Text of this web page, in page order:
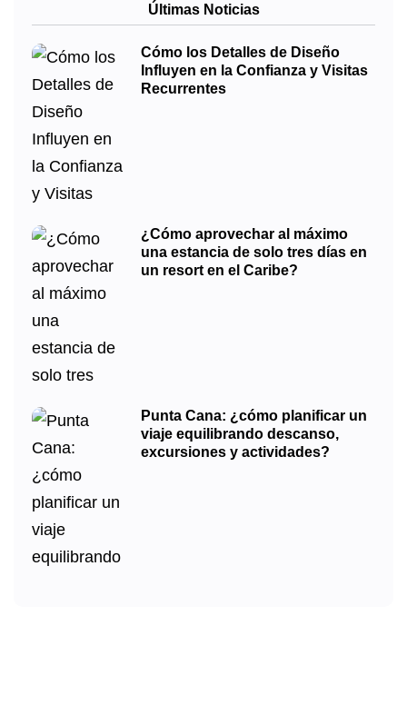
Últimas Noticias
Cómo los Detalles de Diseño
Influyen en la Confianza y Visitas
Recurrentes
¿Cómo aprovechar al máximo
una estancia de solo tres días en
un resort en el Caribe?
Punta Cana: ¿cómo planificar un
viaje equilibrando descanso,
excursiones y actividades?